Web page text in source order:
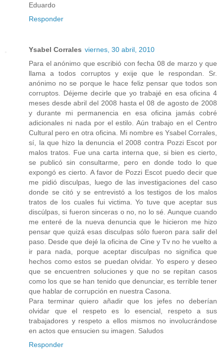
Eduardo
Responder
Ysabel Corrales viernes, 30 abril, 2010
Para el anónimo que escribió con fecha 08 de marzo y que
llama a todos corruptos y exije que le respondan. Sr.
anónimo no se porque le hace feliz pensar que todos son
corruptos. Déjeme decirle que yo trabajé en esa oficina 4
meses desde abril del 2008 hasta el 08 de agosto de 2008
y durante mi permanencia en esa oficina jamás cobré
adicionales ni nada por el estilo. Aún trabajo en el Centro
Cultural pero en otra oficina. Mi nombre es Ysabel Corrales,
sí, la que hizo la denuncia el 2008 contra Pozzi Escot por
malos tratos. Fue una carta interna que, si bien es cierto,
se publicó sin consultarme, pero en donde todo lo que
expongó es cierto. A favor de Pozzi Escot puedo decir que
me pidió disculpas, luego de las investigaciones del caso
donde se citó y se entrevistó a los testigos de los malos
tratos de los cuales fui victima. Yo tuve que aceptar sus
discúlpas, si fueron sinceras o no, no lo sé. Aunque cuando
me enteré de la nueva denuncia que le hicieron me hizo
pensar que quizá esas disculpas sólo fueron para salir del
paso. Desde que dejé la oficina de Cine y Tv no he vuelto a
ir para nada, porque aceptar disculpas no significa que
hechos como estos se puedan olvidar. Yo espero y deseo
que se encuentren soluciones y que no se repitan casos
como los que se han tenido que denunciar, es terrible tener
que hablar de corrupción en nuestra Casona.
Para terminar quiero añadir que los jefes no deberían
olvidar que el respeto es lo esencial, respeto a sus
trabajadores y respeto a ellos mismos no involucrándose
en actos que ensucien su imagen. Saludos
Responder